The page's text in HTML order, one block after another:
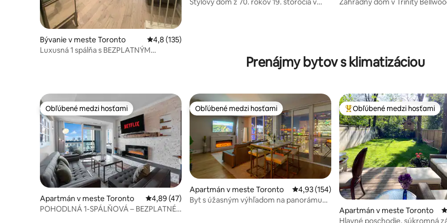
Bývanie v meste Toronto Priemerné ohodnotenie 4,8 z 5, počet hodnotení: 135
4,8 (135)
Luxusná 1 spálňa s BEZPLATNÝM
Prenájmy bytov s klimatizáciou
Obľúbené medzi hosťami
Obľúbené medzi hosťami
Apartmán v meste Toronto Priemerné ohodnotenie 4,89 z 5, počet hodnotení: 47
4,89 (47)
POHODLNÁ 1-SPÁLŇOVÁ – BEZPLATNÉ
Obľúbené medzi hosťami
Obľúbené medzi hosťami
Apartmán v meste Toronto Priemerné ohodnotenie 4,93 z 5, počet
4,93 (154)
Byt s úžasným výhľadom na panorámu
Najobľúbenejšie medzi hosťami
Obľúbené medzi hosťami
Apartmán v meste Toronto
Hlavné poschodie, súkromná